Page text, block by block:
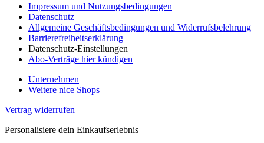
Impressum und Nutzungsbedingungen
Datenschutz
Allgemeine Geschäftsbedingungen und Widerrufsbelehrung
Barrierefreiheitserklärung
Datenschutz-Einstellungen
Abo-Verträge hier kündigen
Unternehmen
Weitere nice Shops
Vertrag widerrufen
Personalisiere dein Einkaufserlebnis